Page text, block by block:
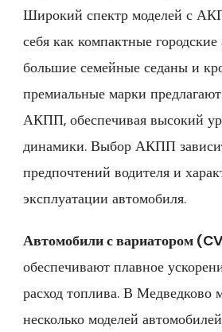
Широкий спектр моделей с
себя как компактные городские
большие семейные седаны и
премиальные марки
АКПП‚ обеспечивая высокий
динамики. Выбор АКПП
предпочтений водителя и
эксплуатации автомобиля.
Автомобили с вариатором
обеспечивают плавное
расход топлива. В Медведково
несколько моделей